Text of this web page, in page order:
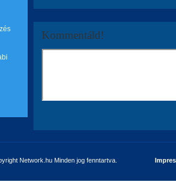
Kommentáld!
Network.hu Minden jog fenntartva.